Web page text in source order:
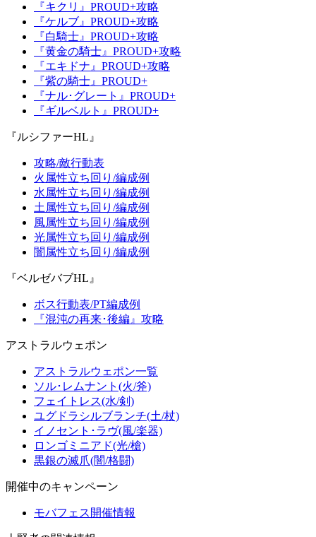
『キクリ』PROUD+攻略
『ケルブ』PROUD+攻略
『白騎士』PROUD+攻略
『黄金の騎士』PROUD+攻略
『エキドナ』PROUD+攻略
『紫の騎士』PROUD+
『ナル･グレート』PROUD+
『ギルベルト』PROUD+
『ルシファーHL』
攻略/敵行動表
火属性立ち回り/編成例
水属性立ち回り/編成例
土属性立ち回り/編成例
風属性立ち回り/編成例
光属性立ち回り/編成例
闇属性立ち回り/編成例
『ベルゼバブHL』
ボス行動表/PT編成例
『混沌の再来･後編』攻略
アストラルウェポン
アストラルウェポン一覧
ソル･レムナント(火/斧)
フェイトレス(水/剣)
ユグドラシルブランチ(土/杖)
イノセント･ラヴ(風/楽器)
ロンゴミニアド(光/槍)
黒銀の滅爪(闇/格闘)
開催中のキャンペーン
モバフェス開催情報